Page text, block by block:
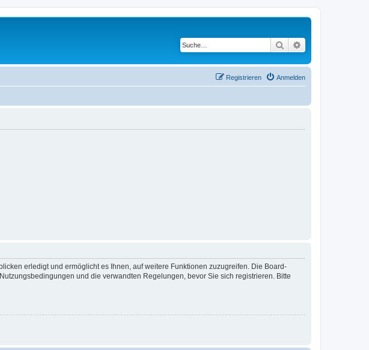
Suche
Anmelden
Registrieren
erledigt und ermöglicht es Ihnen, auf weitere Funktionen zuzugreifen. Die Board-
und die verwandten Regelungen, bevor Sie sich registrieren. Bitte